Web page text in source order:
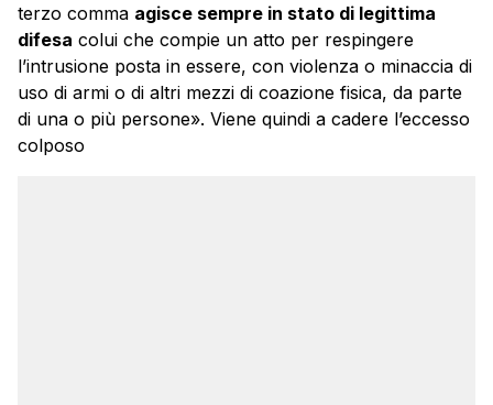
terzo comma agisce sempre in stato di legittima
difesa colui che compie un atto per respingere
l’intrusione posta in essere, con violenza o minaccia di
uso di armi o di altri mezzi di coazione fisica, da parte
di una o più persone». Viene quindi a cadere l’eccesso
colposo